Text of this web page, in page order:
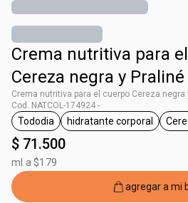
Crema nutritiva para
Cereza negra y Praliné
Crema nutritiva para el cuerpo Cereza negra
Cod. NATCOL-174924 -
general.tag Tododia
Tododia
general.tag
hidratante corporal
$ 71.500
ml a $179
agregar a mi